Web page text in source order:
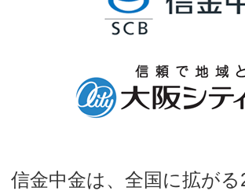
信金中金は、全国に拡が